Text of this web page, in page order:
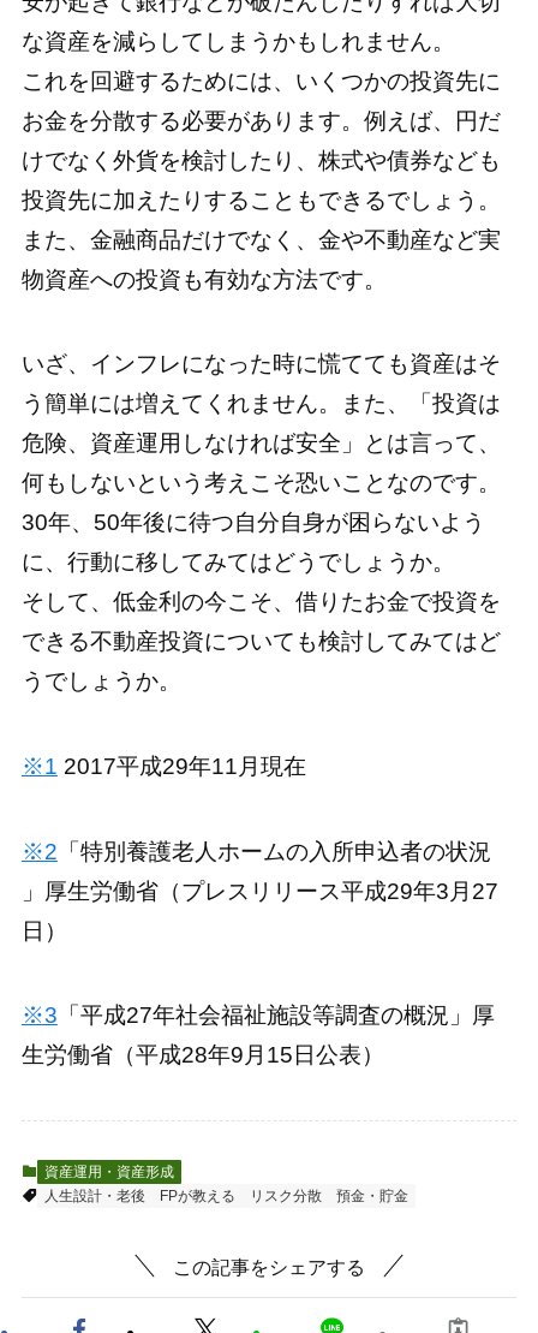
な資産を減らしてしまうかもしれません。
これを回避するためには、いくつかの投資先に
お金を分散する必要があります。例えば、円だ
けでなく外貨を検討したり、株式や債券なども
投資先に加えたりすることもできるでしょう。
また、金融商品だけでなく、金や不動産など実
物資産への投資も有効な方法です。
いざ、インフレになった時に慌てても資産はそ
う簡単には増えてくれません。また、「投資は
危険、資産運用しなければ安全」とは言って、
何もしないという考えこそ恐いことなのです。
30年、50年後に待つ自分自身が困らないよう
に、行動に移してみてはどうでしょうか。
そして、低金利の今こそ、借りたお金で投資を
できる不動産投資についても検討してみてはど
うでしょうか。
※1 2017平成29年11月現在
※2 「特別養護老人ホームの入所申込者の状況
」厚生労働省（プレスリリース平成29年3月27
日）
※3 「平成27年社会福祉施設等調査の概況」厚
生労働省（平成28年9月15日公表）
資産運用・資産形成
人生設計・老後
FPが教える リスク分散 預金・貯金
この記事をシェアする